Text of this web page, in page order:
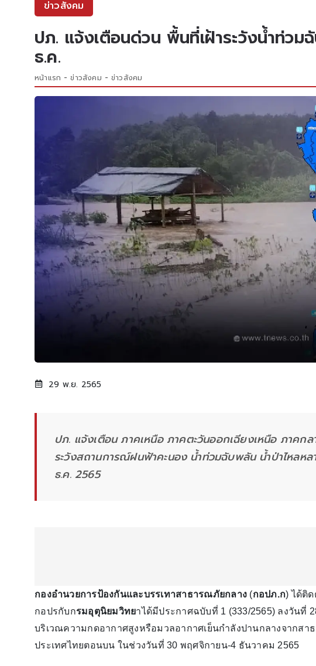
ข่าวสังคม
ปภ. แจ้งเตือนด่วน พื้นที่เฝ้าระวังน้ำท่ว
ธ.ค.
หน้าแรก ข่าวสังคม ข่าวสังคม
29 พ.ย. 2565
ปภ. แจ้งเตือน ภาคเหนือ ภาคตะวันออกเฉียงเหนือ ภาคกล
ระวังสถานการณ์ฝนฟ้าคะนอง น้ำท่วมฉับพลัน น้ำป่าไหลห
ธ.ค. 2565
กองอำนวยการป้องกันและบรรเทาสาธารณภัยกลาง (กอปภ.ก) ได้ติ
กอปรกับกรมอุตุนิยมวิทยาได้มีประกาศฉบับที่ 1 (333/2565) ลงวันที่
บริเวณความกดอากาศสูงหรือมวลอากาศเย็นกำลังปานกลางจากส
ประเทศไทยตอนบน ในช่วงวันที่ 30 พฤศจิกายน-4 ธันวาคม 2565